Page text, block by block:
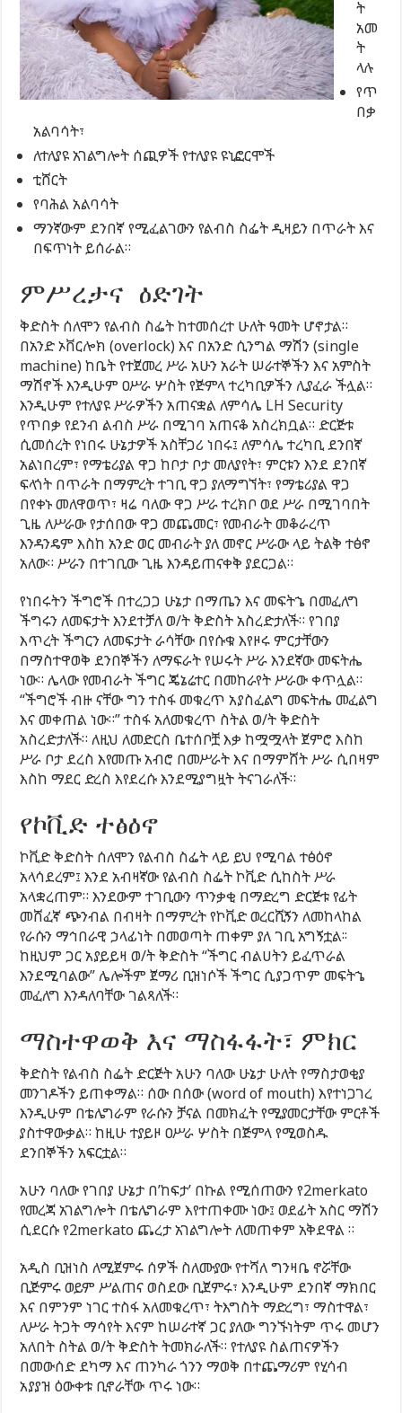
ት
አመ
ት
ላሉ
የጥ
በቃ
አልባሳት፣
ለተለያዩ አገልግሎት ሰጪዎች የተለያዩ ዩኒፎርሞች
ቲሸርት
የባሕል አልባሳት
ማንኛውም ደንበኛ የሚፈልገውን የልብስ ስፌት ዲዛይን በጥራት እና
በፍጥነት ይሰራል።
ምሥረታና ዕድገት
ቅድስት ሰለሞን የልብስ ስፌት ከተመሰረተ ሁለት ዓመት ሆኖታል።
በአንድ ኦቨርሎክ (overlock) እና በአንድ ሲንግል ማሽን (single
machine) ከቤት የተጀመረ ሥራ አሁን አራት ሠራተኞችን እና አምስት
ማሽኖች እንዲሁም ዐሥራ ሦስት የጅምላ ተረካቢዎችን ሊያፈራ ችሏል።
እንዲሁም የተለያዩ ሥራዎችን አጠናቋል ለምሳሌ LH Security
የጥበቃ የደንብ ልብስ ሥራ በሚገባ አጠናቆ አስረክቧል። ድርጅቱ
ሲመሰረት የነበሩ ሁኔታዎች አስቸጋሪ ነበሩ፤ ለምሳሌ ተረካቢ ደንበኛ
አልነበረም፣ የማቴሪያል ዋጋ ከቦታ ቦታ መለያየት፣ ምርቱን እንደ ደንበኛ
ፍላጎት በጥራት በማምረት ተገቢ ዋጋ ያለማግኘት፣ የማቴሪያል ዋጋ
በየቀኑ መለዋወጥ፣ ዛሬ ባለው ዋጋ ሥራ ተረክቦ ወደ ሥራ በሚገባበት
ጊዜ ለሥራው የታሰበው ዋጋ መጨመር፣ የመብራት መቆራረጥ
እንዳንዴም እስከ አንድ ወር መብራት ያለ መኖር ሥራው ላይ ትልቅ ተፅኖ
አለው። ሥራን በተገቢው ጊዜ እንዳይጠናቀቅ ያደርጋል።
የነበሩትን ችግሮች በተረጋጋ ሁኔታ በማጤን እና መፍትኄ በመፈለግ
ችግሩን ለመፍታት እንደተቻለ ወ/ት ቅድስት አስረድታለች። የገበያ
እጥረት ችግርን ለመፍታት ራሳቸው በየሱቁ እየዞሩ ምርታቸውን
በማስተዋወቅ ደንበኞችን ለማፍራት የሠሩት ሥራ እንደኛው መፍትሔ
ነው። ሌላው የመብራት ችግር ጄኔሬተር በመከራየት ሥራው ቀጥሏል።
“ችግሮች ብዙ ናቸው ግን ተስፋ መቁረጥ አያስፈልግ መፍትሔ መፈልግ
እና መቀጠል ነው።” ተስፋ አለመቁረጥ ስትል ወ/ት ቅድስት
አስረድታለች። ለዚህ ለመድርስ ቤተሰቦቿ እቃ ከሟሟላት ጀምሮ እስከ
ሥራ ቦታ ደረስ እየመጡ አብሮ በመሥራት እና በማምሸት ሥራ ሲበዛም
እስከ ማደር ድረስ እየደረሱ እንደሚያግዟት ትናገራለች።
የኮቪድ ተፅዕኖ
ኮቪድ ቅድስት ሰለሞን የልብስ ስፌት ላይ ይህ የሚባል ተፅዕኖ
አላሳደረም፤ እንደ አብዛኛው የልብስ ስፌት ኮቪድ ሲከስት ሥራ
አላቋረጠም። እንደውም ተገቢውን ጥንቃቂ በማድረግ ድርጅቱ የፊት
መሸፈኛ ጭንብል በብዛት በማምረት የኮቪድ ወረርሺኝን ለመከላከል
የራሱን ማኅበራዊ ኃላፊነት በመወጣት ጠቀም ያለ ገቢ አግኝቷል፡፡
ከዚህም ጋር አያይይዛ ወ/ት ቅድስት “ችግር ብልሀትን ይፈጥራል
እንደሚባልው” ሌሎችም ጀማሪ ቢዝነሶች ችግር ሲያጋጥም መፍትኄ
መፈለግ እንዳለባቸው ገልጻለች።
ማስተዋወቅ እና ማስፋፋት፣ ምክር
ቅድስት የልብስ ስፌት ድርጅት አሁን ባለው ሁኔታ ሁለት የማስታወቂያ
መንገዶችን ይጠቀማል። ሰው በሰው (word of mouth) እየተነጋገረ
እንዲሁም በቴሌግራም የራሱን ቻናል በመክፈት የሚያመርታቸው ምርቶች
ያስተዋውቃል። ከዚሁ ተያይዞ ዐሥራ ሦስት በጅምላ የሚወስዱ
ደንበኞችን አፍርቷል።
አሁን ባለው የገበያ ሁኔታ በ’ከፍታ’ በኩል የሚሰጠውን የ2merkato
የመረጃ አገልግሎት በቴሌግራም እየተጠቀሙ ነው፤ ወደፊት አስር ማሽን
ሲደርሱ የ2merkato ጨረታ አገልግሎት ለመጠቀም አቅደዋል ።
አዲስ ቢዝነስ ለሚጀምሩ ሰዎች ስለሙያው የተሻለ ግንዛቤ ኖሯቸው
ቢጅምሩ ወይም ሥልጠና ወስደው ቢጀምሩ፣ እንዲሁም ደንበኛ ማክበር
እና በምንም ነገር ተስፋ አለመቁረጥ፣ ትእግስት ማድረግ፣ ማስተዋል፣
ለሥራ ትጋት ማሳየት እናም ከሠራተኛ ጋር ያለው ግንኙነትም ጥሩ መሆን
አለበት ስትል ወ/ት ቅድስት ትመክራለች። የተለያዩ ስልጠናዎችን
በመውሰድ ደካማ እና ጠንካራ ጎንን ማወቅ በተጨማሪም የሂሳብ
አያያዝ ዕውቀቱ ቢኖራቸው ጥሩ ነው።